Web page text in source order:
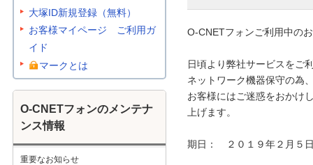
O-CNETフォンご利用中の
日頃より弊社サービスをご
ネットワーク機器保守の為
お客様にはご迷惑をおかけ
上げます。
期日：　２０１９年２月５
大塚ID新規登録（無料）
お客様マイページ ご利用ガ
イド
マークとは
O-CNETフォンのメンテナ
ンス情報
重要なお知らせ